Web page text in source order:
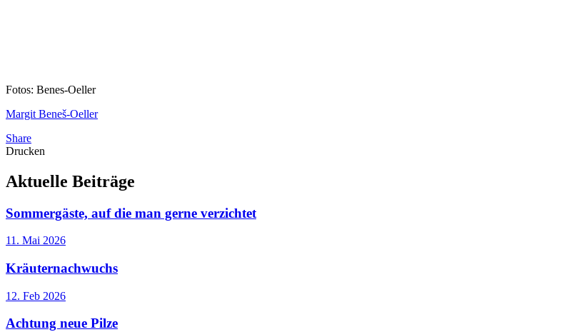
Fotos: Benes-Oeller
Margit Beneš-Oeller
Share
Drucken
Aktuelle Beiträge
Sommergäste, auf die man gerne verzichtet
11. Mai 2026
Kräuternachwuchs
12. Feb 2026
Achtung neue Pilze